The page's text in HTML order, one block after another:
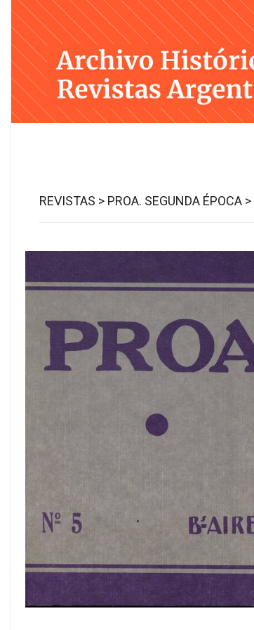
REVISTAS > PROA. SEGUNDA ÉPOCA >